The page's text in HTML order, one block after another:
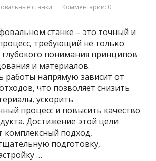
станки Комментарии: 0
станке – это точный и
требующий не только
понимания принципов
и материалов.
работы напрямую зависит от
что позволяет снизить
ускорить
процесс и повысить качество
Достижение этой цели
комплексный подход,
подготовку,
…